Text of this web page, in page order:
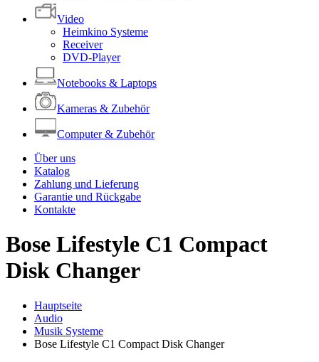
Video
Heimkino Systeme
Receiver
DVD-Player
Notebooks & Laptops
Kameras & Zubehör
Computer & Zubehör
Über uns
Katalog
Zahlung und Lieferung
Garantie und Rückgabe
Kontakte
Bose Lifestyle C1 Compact
Disk Changer
Hauptseite
Audio
Musik Systeme
Bose Lifestyle C1 Compact Disk Changer